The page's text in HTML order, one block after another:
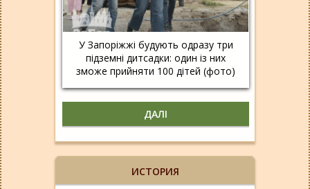
У Запоріжжі будують одразу три
підземні дитсадки: один із них
зможе прийняти 100 дітей (фото)
ДАЛІ
ИСТОРИЯ